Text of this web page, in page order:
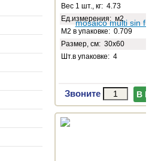
Вес 1 шт., кг: 4.73
Ед.измерения: м2
М2 в упаковке: 0.709
Размер, см: 30x60
Шт.в упаковке: 4
Звоните В